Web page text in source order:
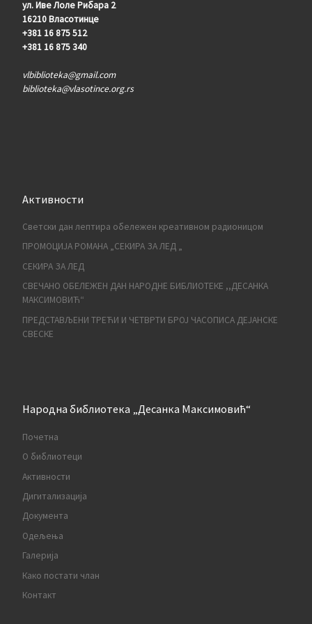
ул. Иве Лоле Рибара 2
16210 Власотинце
+381 16 875 512
+381 16 875 340
vlbiblioteka@gmail.com
biblioteka@vlasotince.org.rs
Активности
Светски дан лептира обележен креативном радионицом
ПРОМОЦИЈА РОМАНА „СЕКИРА ЗА ЛЕД „
СЕКИРА ЗА ЛЕД
СВЕЧАНО ОБЕЛЕЖЕН ДАН НАРОДНЕ БИБЛИОТЕКЕ ,,ДЕСАНКА
МАКСИМОВИЋ“
ПРЕДСТАВЉЕНИ ТРЕЋИ И ЧЕТВРТИ БРОЈ ЧАСОПИСА ДЕЈАНСКЕ
СВЕСКЕ
Народна библиотека „Десанка Максимовић“
Почетна
О библиотеци
Активности
Дигитализација
Документа
Одељења
Галерија
Како постати члан
Контакт